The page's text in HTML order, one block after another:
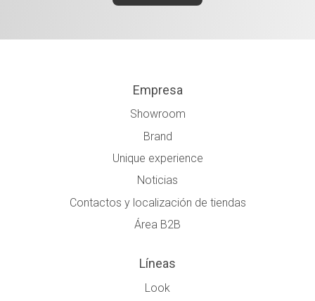
Empresa
Showroom
Brand
Unique experience
Noticias
Contactos y localización de tiendas
Área B2B
Líneas
Look